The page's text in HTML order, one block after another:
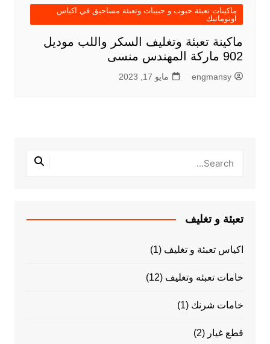
ماكينات تعبئة حبوب و حبيبات وتعبئة مساحيق في اكياس
اوتوماتيك
ماكينة تعبئة وتغليف السكر واللب موديل
902 ماركة المهندس منسى
engmansy مايو 17, 2023
تعبئة و تغليف
اكياس تعبئة و تغليف (1)
خامات تعبئه وتغليف (12)
خامات شرنك (1)
قطع غيار (2)